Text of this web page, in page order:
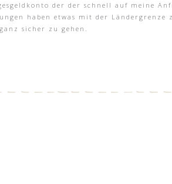
der der schnell auf meine
haben etwas mit der
sicher zu gehen.